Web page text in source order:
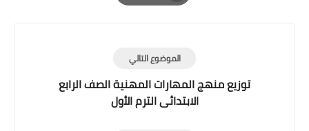
Print
الموضوع التالي
توزيع منهج المهارات المهنية الصف الرابع
الابتدائى الترم الأول